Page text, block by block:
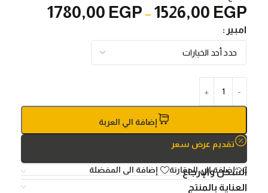
1526,00 EGP
–
1780,00 EGP
امبير
إضافة الي العربة
تقديم عرض سعر
إضافة الي المقارنة إضافة الى المفضلة
الشحن والإرجاع
العناية بالمنتج